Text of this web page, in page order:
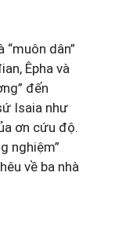
“muôn dân”
Êpha và
đến
Isaia như
ơn cứu độ.
nghiệm”
về ba nhà